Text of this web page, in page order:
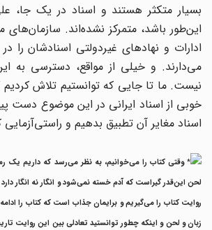
بسیار متکثر هستند و اسناد در یک جا،
این‌طور باشد، متمرکز نشده‌اند. سازمان‌های
ادارات و نهادهای غیردولتی اسنادشان را در
می‌دارند. و خیلی از مواقع، دسترسی به این
نیست. ما تا جایی که توانستیم تلاش کردیم
خوبی از اسناد ایرانی در این موضوع دست پیدا
اسناد مغایر آن تطبیق بدهیم و راستی‌آزمایی
وقتی کتاب را می‌خوانیم، به نظر می‌رسد که داریم یک
لحن این‌قدر گیراست که آدم خسته نمی‌شود و انگار نه انگار دارد
روایت کتاب را می‌گیریم و برایمان جذاب است که کتاب را ادامه
زبان و لحن و اینکه چطور توانستید تعادلی بین این روایت